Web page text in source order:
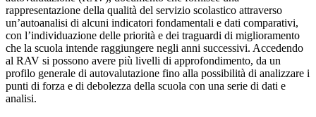
rappresentazione della qualità del servizio scolastico attraverso
un’autoanalisi di alcuni indicatori fondamentali e dati comparativi,
con l’individuazione delle priorità e dei traguardi di miglioramento
che la scuola intende raggiungere negli anni successivi. Accedendo
al RAV si possono avere più livelli di approfondimento, da un
profilo generale di autovalutazione fino alla possibilità di analizzare i
punti di forza e di debolezza della scuola con una serie di dati e
analisi.